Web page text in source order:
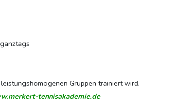
Gruppen trainiert wird.
tennisakademie.de